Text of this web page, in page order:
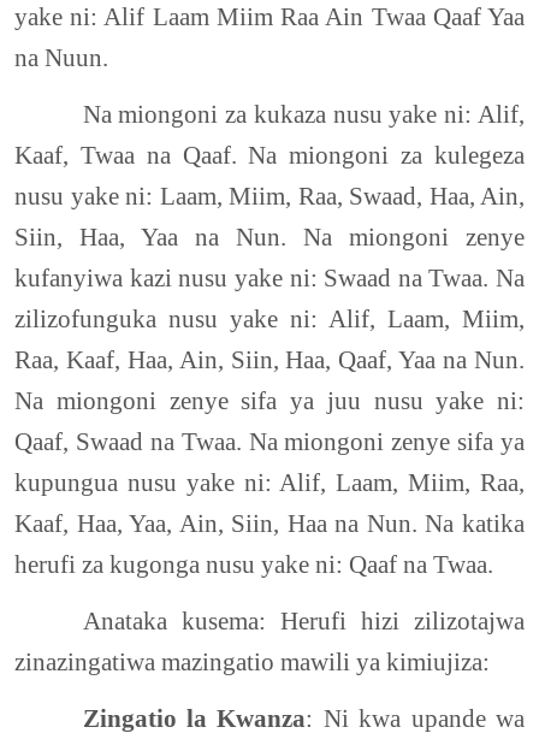
yake ni: Alif Laam Miim Raa Ain Twaa Qaaf Yaa
na Nuun.
Na miongoni za kukaza nusu yake ni: Alif,
Kaaf, Twaa na Qaaf. Na miongoni za kulegeza
nusu yake ni: Laam, Miim, Raa, Swaad, Haa, Ain,
Siin, Haa, Yaa na Nun. Na miongoni zenye
kufanyiwa kazi nusu yake ni: Swaad na Twaa. Na
zilizofunguka nusu yake ni: Alif, Laam, Miim,
Raa, Kaaf, Haa, Ain, Siin, Haa, Qaaf, Yaa na Nun.
Na miongoni zenye sifa ya juu nusu yake ni:
Qaaf, Swaad na Twaa. Na miongoni zenye sifa ya
kupungua nusu yake ni: Alif, Laam, Miim, Raa,
Kaaf, Haa, Yaa, Ain, Siin, Haa na Nun. Na katika
herufi za kugonga nusu yake ni: Qaaf na Twaa.
Anataka kusema: Herufi hizi zilizotajwa
zinazingatiwa mazingatio mawili ya kimiujiza:
Zingatio la Kwanza: Ni kwa upande wa